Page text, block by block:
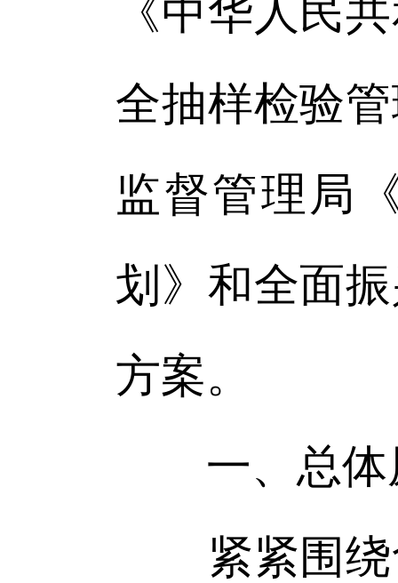
《中华人民
全抽样检验
监督管理局
划》和全面
方案。
一、总体
紧紧围绕